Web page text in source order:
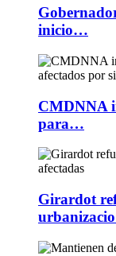
inicio…
CMDNNA
para…
Girardot